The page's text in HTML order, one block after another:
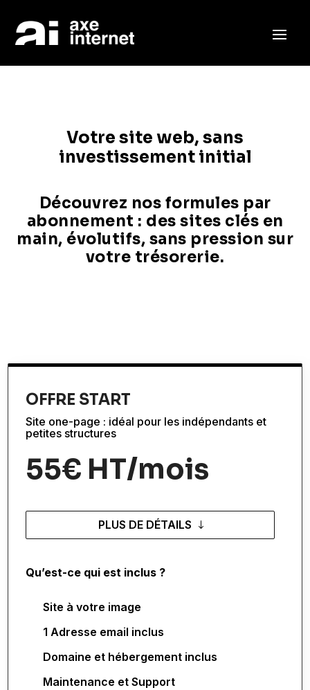
Votre site web, sans
investissement initial
Découvrez nos formules par
abonnement : des sites clés en
main, évolutifs, sans pression sur
votre trésorerie.
OFFRE START
Site one-page : idéal pour les indépendants et
petites structures
55€ HT/mois
PLUS DE DÉTAILS
Qu’est-ce qui est inclus ?
Site à votre image
1 Adresse email inclus
Domaine et hébergement inclus
Maintenance et Support